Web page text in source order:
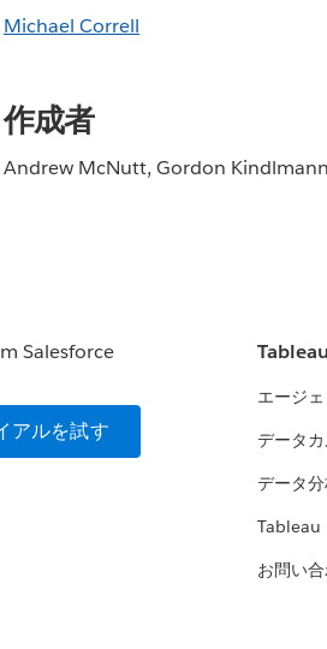
Michael Correll
作成者
Andrew McNutt, Gordon Kindlmann
アルを試す
Tableau
エージ
データ
データ
Tableau
お問い